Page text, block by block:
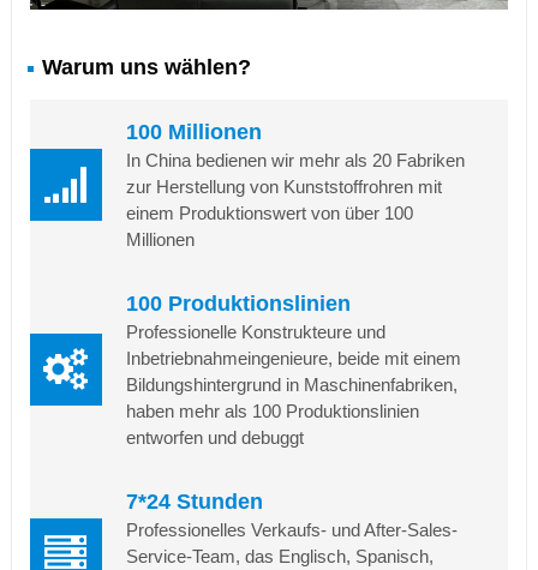
Warum uns wählen?
100 Millionen
In China bedienen wir mehr als 20 Fabriken
zur Herstellung von Kunststoffrohren mit
einem Produktionswert von über 100
Millionen
100 Produktionslinien
Professionelle Konstrukteure und
Inbetriebnahmeingenieure, beide mit einem
Bildungshintergrund in Maschinenfabriken,
haben mehr als 100 Produktionslinien
entworfen und debuggt
7*24 Stunden
Professionelles Verkaufs- und After-Sales-
Service-Team, das Englisch, Spanisch,